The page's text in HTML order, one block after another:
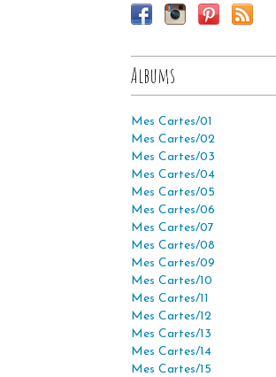
Albums
Mes Cartes/01
Mes Cartes/02
Mes Cartes/03
Mes Cartes/04
Mes Cartes/05
Mes Cartes/06
Mes Cartes/07
Mes Cartes/08
Mes Cartes/09
Mes Cartes/10
Mes Cartes/11
Mes Cartes/12
Mes Cartes/13
Mes Cartes/14
Mes Cartes/15